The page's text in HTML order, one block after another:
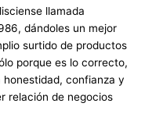
llamada
dándoles un mejor
surtido de productos
porque es lo correcto,
confianza y
relación de negocios